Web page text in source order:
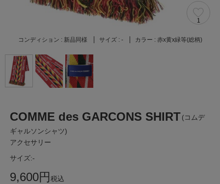
1
コンディション : 新品同様 サイズ : - カラー : 赤x黄x緑等(総柄)
COMME des GARCONS SHIRT(コムデ
ギャルソンシャツ)
アクセサリー
サイズ:-
9,600円税込